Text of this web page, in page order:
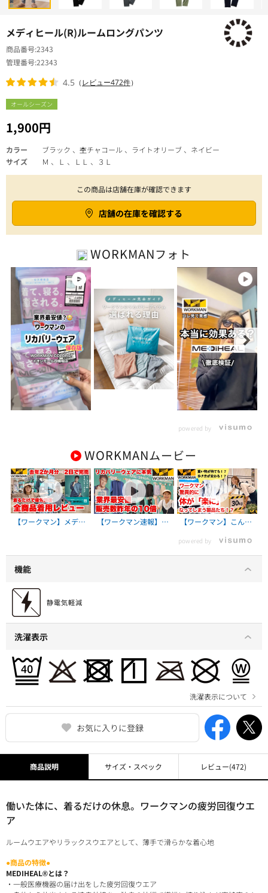
メディヒール(R)ルームロングパンツ
オールシーズン
1,900円
商品番号2343
管理番号22343
4.5 （レビュー472件）
お気に入りに登録
カラー
ブラック 、杢チャコール 、ライトオリーブ 、ネイビー
サイズ
Ｍ 、Ｌ 、ＬＬ 、３Ｌ
この商品は店舗在庫が確認できます
店舗の在庫を確認する
WORKMANフォト
powered by
WORKMANムービー
【ワークマン】メディ
着心地＆サイズ感も解
説
【ワークマン速報】メ
で200万着販売開始！
【ワークマン】こんな
とは！？つらい状況を
楽にするアイテム勢揃
powered by
機能
洗濯表示
洗濯表示について
商品説明
働いた体に、着るだけの休息。ワークマンの疲労回復ウエ
ア
ルームウエアやリラックスウエアとして、薄手で滑らかな着心地
●商品の特徴●
MEDIHEAL®とは？
・一般医療機器の届け出をした疲労回復ウエア
サイズ・スペック レビュー(472)